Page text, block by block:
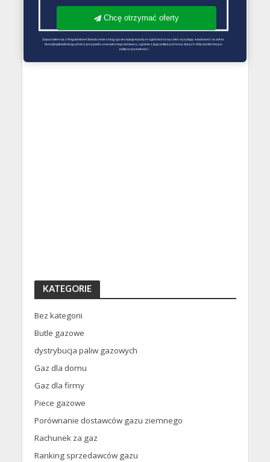
KATEGORIE
Bez kategorii
Butle gazowe
dystrybucja paliw gazowych
Gaz dla domu
Gaz dla firmy
Piece gazowe
Porównanie dostawców gazu ziemnego
Rachunek za gaz
Ranking sprzedawców gazu
Chcę otrzymać oferty
Zapoznałem się z Regulaminem Świadczenie Usług i go akceptuję Każdą ze zgód można wycofać wysyłając wiadomość na adres
biuro@optimalenergy.pl lub w przypadku zewnętrznego dostawcy, zgodnie z jego polityką ochrony danych. Więcej informacji w
polityce prywatności